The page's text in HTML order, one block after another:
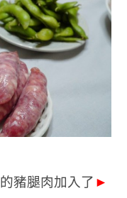
豬腿肉加入了 ►